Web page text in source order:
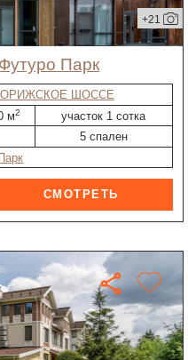
+21
Парк
ШОССЕ
м2
участок 1 сотка
5 спален